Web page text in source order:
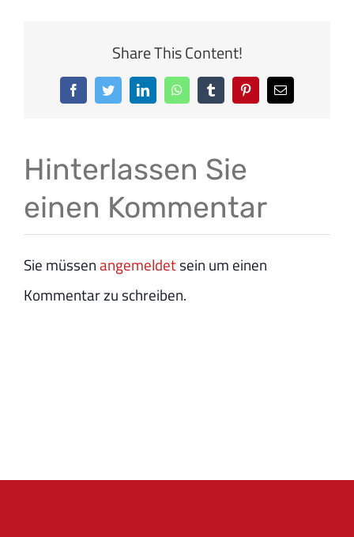
Share This Content!
FacebookTwitterLinkedInWhatsAppTumblrPinterest
E-
Hinterlassen Sie
einen Kommentar
Sie müssenangemeldetsein um einen
Kommentar zu schreiben.